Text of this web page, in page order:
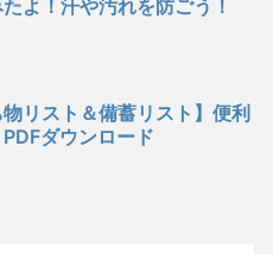
よ！汗や汚れを防ごう！
物リスト＆備蓄リスト】便利
ダウンロード